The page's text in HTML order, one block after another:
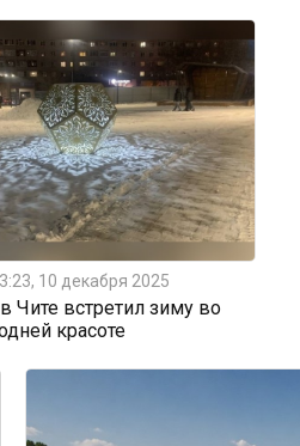
10 декабря 2025
встретил зиму во
красоте